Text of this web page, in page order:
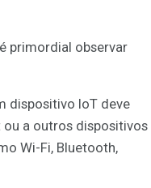
primordial observar
dispositivo IoT deve
a outros dispositivos
Wi-Fi, Bluetooth,